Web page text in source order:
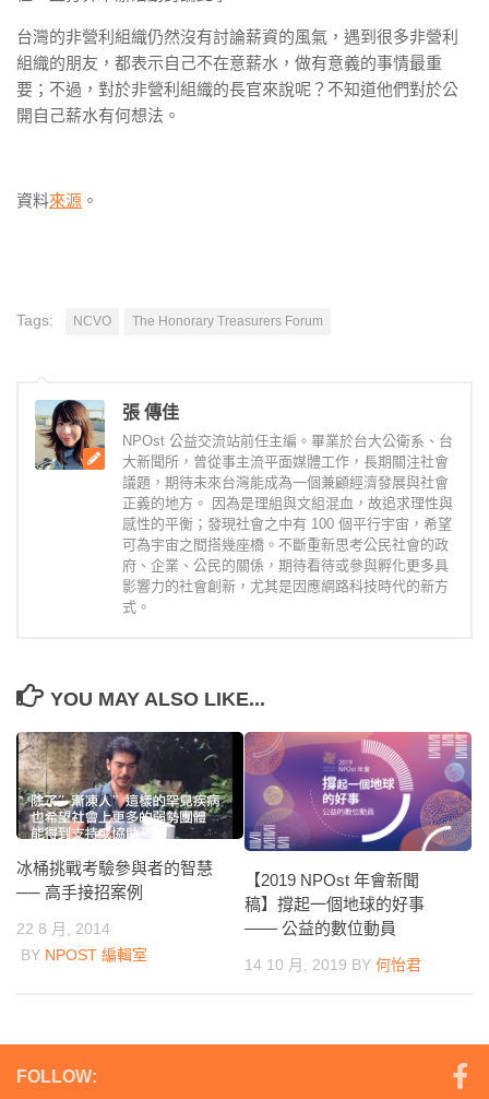
台灣的非營利組織仍然沒有討論薪資的風氣，遇到很多非營利
組織的朋友，都表示自己不在意薪水，做有意義的事情最重
要；不過，對於非營利組織的長官來說呢？不知道他們對於公
開自己薪水有何想法。
資料來源 。
Tags: NCVO The Honorary Treasurers Forum
張 傳佳
NPOst 公益交流站前任主編。畢業於台大公衛系、台
大新聞所，曾從事主流平面媒體工作，長期關注社會
議題，期待未來台灣能成為一個兼顧經濟發展與社會
正義的地方。 因為是理組與文組混血，故追求理性與
感性的平衡；發現社會之中有 100 個平行宇宙，希望
可為宇宙之間搭幾座橋。不斷重新思考公民社會的政
府、企業、公民的關係，期待看待或參與孵化更多具
影響力的社會創新，尤其是因應網路科技時代的新方
式。
YOU MAY ALSO LIKE...
冰桶挑戰考驗參與者的智慧
── 高手接招案例
22 8 月, 2014
BY NPOST 編輯室
【2019 NPOst 年會新聞
稿】撐起一個地球的好事
—— 公益的數位動員
14 10 月, 2019 BY 何怡君
FOLLOW: